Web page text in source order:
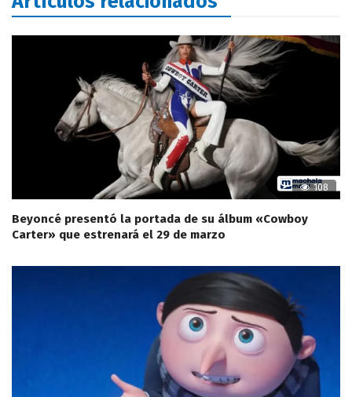
108
Beyoncé presentó la portada de su álbum «Cowboy
Carter» que estrenará el 29 de marzo